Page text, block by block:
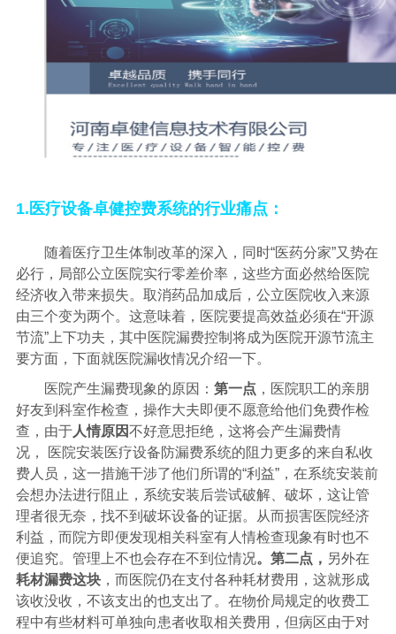
1.医疗设备卓健控费系统的行业痛点：
随着医疗卫生体制改革的深入，同时“医药分家”又势在
必行，局部公立医院实行零差价率，这些方面必然给医院
经济收入带来损失。取消药品加成后，公立医院收入来源
由三个变为两个。这意味着， 医院要提高效益必须在“开源
节流”上下功夫，其中医院漏费控制将成为医院开源节流主
要方面，下面就医院漏收情况介绍一下。
医院产生漏费现象的原因： 第一点 ，医院职工的亲朋
好友到科室作检查，操作大夫即便不愿意给他们免费作检
查，由于人情原因不好意思拒绝，这将会产生漏费情
况，
医院安装医疗设备防漏费系统的阻力更多的来自私收
费人员，这一措施干涉了他们所谓的“利益”，在系统安装前
会想办法进行阻止，系统安装后尝试破解、破坏，这让管
理者很无奈，找不到破坏设备的证据。从而损害医院经济
利益，而院方即便发现相关科室有人情检查现象有时也不
便追究。管理上不也会存在不到位情况。 第二点， 另外在
耗材漏费这块 ，而医院仍在支付各种耗材费用，这就形成
该收没收，不该支出的也支出了。在物价局规定的收费工
程中有些材料可单独向患者收取相关费用，但病区由于对